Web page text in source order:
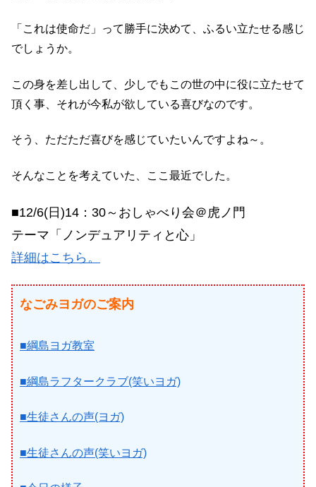
「これは使命だ」って勝手に決めて、ふるい立たせる感じ
でしょうか。
この身を差し出して、少しでもこの世の中に役に立たせて
頂く事、それが今私が欲している喜びなのです。
そう、ただただ喜びを感じていたいんですよね～。
そんなことを考えていた、ここ最近でした。
■12/6(日)14：30～おしゃべり会＠虎ノ門
テーマ「ノンデュアリティと心」
詳細はこちら。
なごみヨガのご案内
■綱島ヨガ教室
■綱島ラフタークラブ(笑いヨガ)
■生徒さんの声(ヨガ)
■生徒さんの声(笑いヨガ)